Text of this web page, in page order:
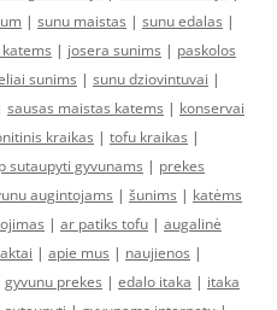
| sunu maistas | sunu edalas |
| josera sunims | paskolos
sunims | sunu dziovintuvai |
sausas maistas katems | konservai
kraikas | tofu kraikas |
sutaupyti gyvunams | prekes
augintojams | šunims | katėms
| ar patiks tofu | augalinė
| apie mus | naujienos |
gyvunu prekes | edalo itaka | itaka